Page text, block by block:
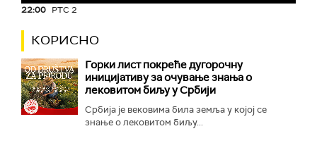
22:00 РТС 2
КОРИСНО
Горки лист покреће дугорочну
иницијативу за очување знања о
лековитом биљу у Србији
Србија је вековима била земља у којој се
знање о лековитом биљу...